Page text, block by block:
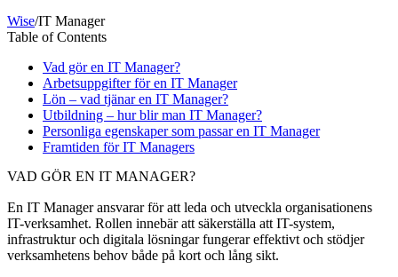
Wise/IT Manager
Table of Contents
Vad gör en IT Manager?
Arbetsuppgifter för en IT Manager
Lön – vad tjänar en IT Manager?
Utbildning – hur blir man IT Manager?
Personliga egenskaper som passar en IT Manager
Framtiden för IT Managers
VAD GÖR EN IT MANAGER?
En IT Manager ansvarar för att leda och utveckla organisationens
IT-verksamhet. Rollen innebär att säkerställa att IT-system,
infrastruktur och digitala lösningar fungerar effektivt och stödjer
verksamhetens behov både på kort och lång sikt.